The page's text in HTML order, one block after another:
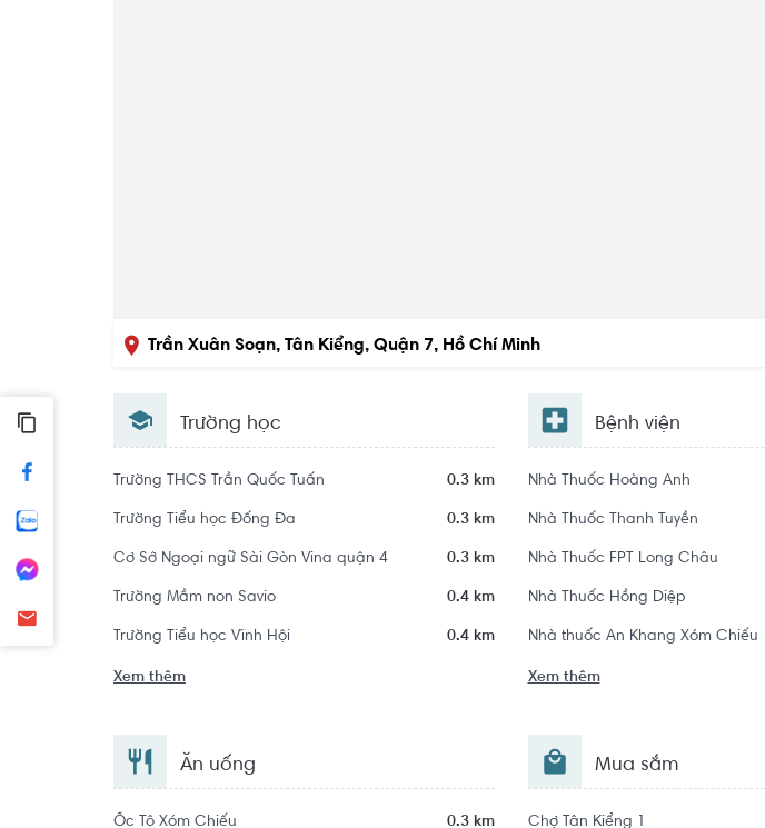
Trần Xuân Soạn, Tân Kiểng, Quận 7, Hồ Chí Minh
Trường học
Trường THCS Trần Quốc Tuấn 0.3 km
Trường Tiểu học Đống Đa 0.3 km
Cơ Sở Ngoại ngữ Sài Gòn Vina quận 4 0.3 km
Trường Mầm non Savio 0.4 km
Trường Tiểu học Vĩnh Hội 0.4 km
Xem thêm
Bệnh viện
Nhà Thuốc Hoàng Anh
Nhà Thuốc Thanh Tuyền
Nhà Thuốc FPT Long Châu
Nhà Thuốc Hồng Diệp
Nhà thuốc An Khang Xóm Chiếu
Xem thêm
Ăn uống
Ốc Tô Xóm Chiếu 0.3 km
Mua sắm
Chợ Tân Kiểng 1